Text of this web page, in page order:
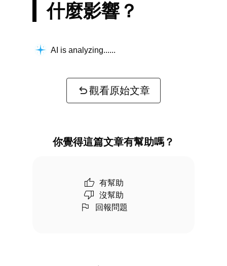
什麼影響？
AI is analyzing...
觀看原始文章
你覺得這篇文章有幫助嗎？
有幫助
沒幫助
回報問題